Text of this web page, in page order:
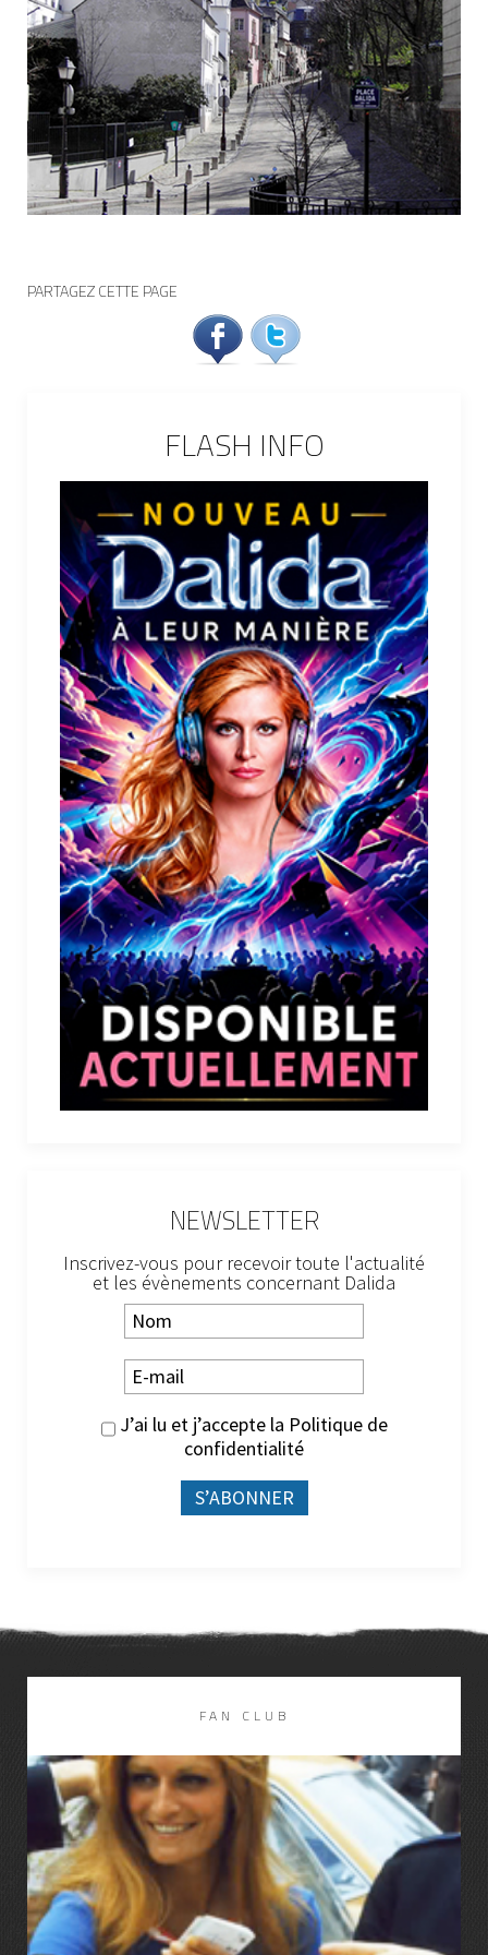
PARTAGEZ CETTE PAGE
FLASH INFO
NEWSLETTER
Inscrivez-vous pour recevoir toute l'actualité
et les évènements concernant Dalida
J’ai lu et j’accepte la Politique de
confidentialité
FAN CLUB
LIRE LA SUITE